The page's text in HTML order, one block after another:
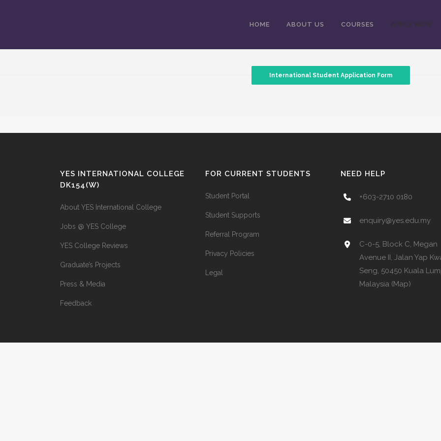
HOME ABOUT US COURSES APPLY NOW
International Student Application Form
YES INTERNATIONAL COLLEGE
DK154(W)
About YES International College
Jobs @ YES College
YES College Reviews
Graduate’s Projects
Press & Media
Feedback
FOR CURRENT STUDENTS
Student Portal
Student Supports
Referral Program
Privacy Policies
Legal
NEED HELP
+603-2710 0180
enquiry@yes.edu.my
C-0-5, Block C, Megan
Avenue II, Jalan Yap
Seng, 50450 Kuala
Malaysia (Map)